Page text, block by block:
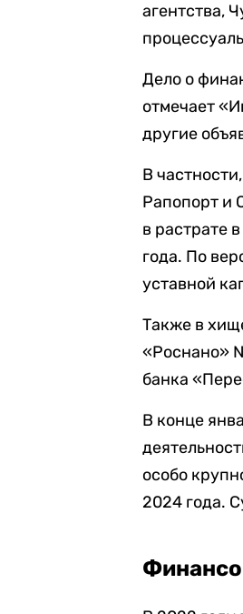
агентства,
Дело о
отмечает
другие
В
Рапопорт и
в растрате
года. По
уставной
Также в
«Роснано»
банка
В конце
особо
2024 года.